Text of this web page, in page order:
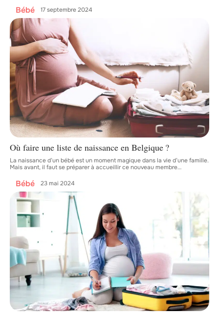
Bébé 17 septembre 2024
Où faire une liste de naissance en Belgique ?
La naissance d’un bébé est un moment magique dans la vie d’une famille.
Mais avant, il faut se préparer à accueillir ce nouveau membre…
Bébé 23 mai 2024